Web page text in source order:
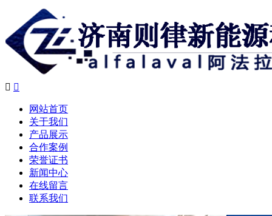
 
网站首页
关于我们
产品展示
合作案例
荣誉证书
新闻中心
在线留言
联系我们